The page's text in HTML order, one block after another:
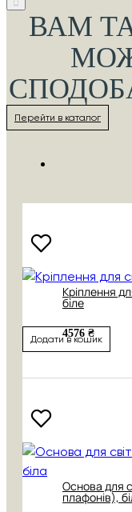
ВАМ
Перейти в каталог
Кріплення
біле
4576 ₴
Додати в кошик
Основа для
плафонів),